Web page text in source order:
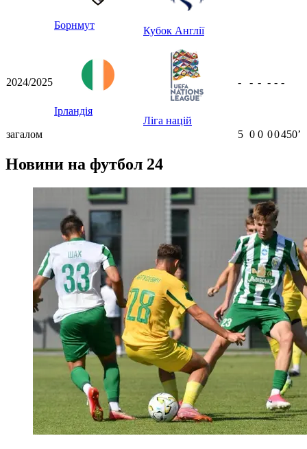
Борнмут Кубок Англії
2024/2025
Ірландія
Ліга націй
- - - - - -
загалом 5 0 0 00450ʼ
Новини на футбол 24